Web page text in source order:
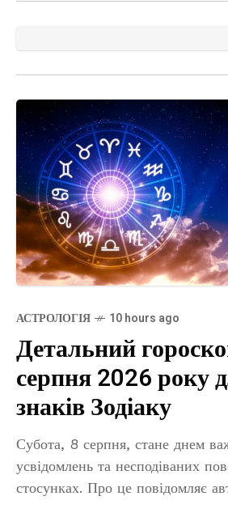
АСТРОЛОГІЯ 10 hours ago
Детальний
серпня 2026 року
знаків Зодіаку
Субота, 8 серпня, стане днем
усвідомлень та несподіваних
стосунках. Про це повідомляє